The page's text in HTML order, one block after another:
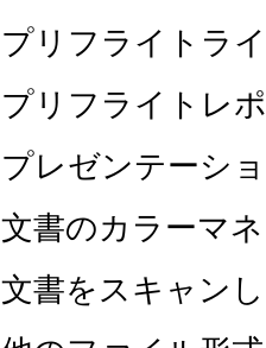
プリフライトラ
プリフライトレ
プレゼンテーシ
文書のカラーマ
文書をスキャン